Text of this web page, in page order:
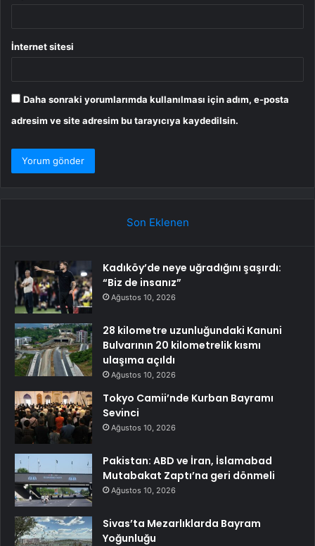
İnternet sitesi
Daha sonraki yorumlarımda kullanılması için adım, e-posta
adresim ve site adresim bu tarayıcıya kaydedilsin.
Son Eklenen
Kadıköy’de neye uğradığını şaşırdı:
“Biz de insanız”
Ağustos 10, 2026
28 kilometre uzunluğundaki Kanuni
Bulvarının 20 kilometrelik kısmı
ulaşıma açıldı
Ağustos 10, 2026
Tokyo Camii’nde Kurban Bayramı
Sevinci
Ağustos 10, 2026
Pakistan: ABD ve İran, İslamabad
Mutabakat Zaptı’na geri dönmeli
Ağustos 10, 2026
Sivas’ta Mezarlıklarda Bayram
Yoğunluğu